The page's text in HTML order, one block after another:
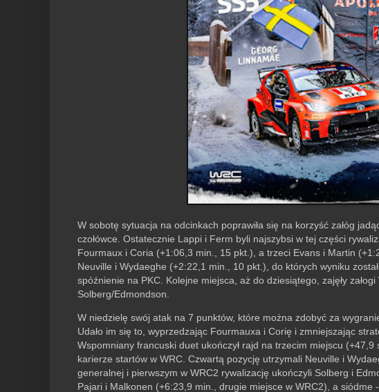
W sobotę sytuacja na odcinkach poprawiła się na korzyść załóg
czołówce. Ostatecznie Lappi i Ferm byli najszybsi w tej części
Fourmaux i Coria (+1:06,3 min., 15 pkt.), a trzeci Evans i Martin
Neuville i Wydaeghe (+2:22,1 min., 10 pkt.), do których wyniku
spóźnienie na PKC. Kolejne miejsca, aż do dziesiątego, zajęły
Solberg/Edmondson.
W niedzielę swój atak na 7 punktów, które można zdobyć za
Udało im się to, wyprzedzając Fourmauxa i Corię i zmniejszając
Wspomniany francuski duet ukończył rajd na trzecim miejscu
karierze startów w WRC. Czwartą pozycję utrzymali Neuville i
generalnej i pierwszym w WRC2 rywalizację ukończyli Solberg i
Pajari i Malkonen (+6:23,9 min., drugie miejsce w WRC2), a